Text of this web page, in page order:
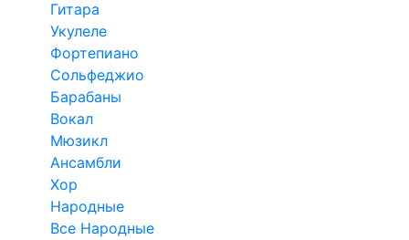
Гитара
Укулеле
Фортепиано
Сольфеджио
Барабаны
Вокал
Мюзикл
Ансамбли
Хор
Народные
Все Народные